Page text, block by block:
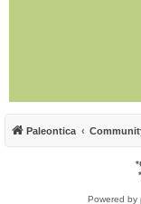
Paleontica
*
*
Powered by